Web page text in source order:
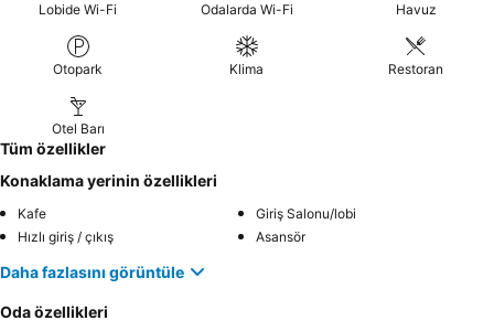
Lobide Wi-Fi Odalarda Wi-Fi Havuz
Otopark Klima Restoran
Otel Barı
Tüm özellikler
Konaklama yerinin özellikleri
Kafe
Giriş Salonu/lobi
Hızlı giriş / çıkış
Asansör
Daha fazlasını görüntüle
Oda özellikleri